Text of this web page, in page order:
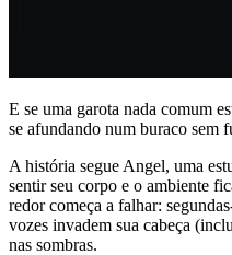
E se uma garota nada comum
se afundando num buraco sem
A história segue Angel, uma
sentir seu corpo e o ambiente
redor começa a falhar:
vozes invadem sua cabeça
nas sombras.